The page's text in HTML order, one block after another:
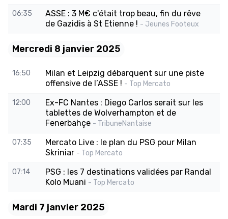
06:35
ASSE : 3 M€ c'était trop beau, fin du rêve
de Gazidis à St Etienne ! - Jeunes Footeux
Mercredi 8 janvier 2025
16:50
Milan et Leipzig débarquent sur une piste
offensive de l’ASSE ! - Top Mercato
12:00
Ex-FC Nantes : Diego Carlos serait sur les
tablettes de Wolverhampton et de
Fenerbahçe - TribuneNantaise
07:35
Mercato Live : le plan du PSG pour Milan
Skriniar - Top Mercato
07:14
PSG : les 7 destinations validées par Randal
Kolo Muani - Top Mercato
Mardi 7 janvier 2025